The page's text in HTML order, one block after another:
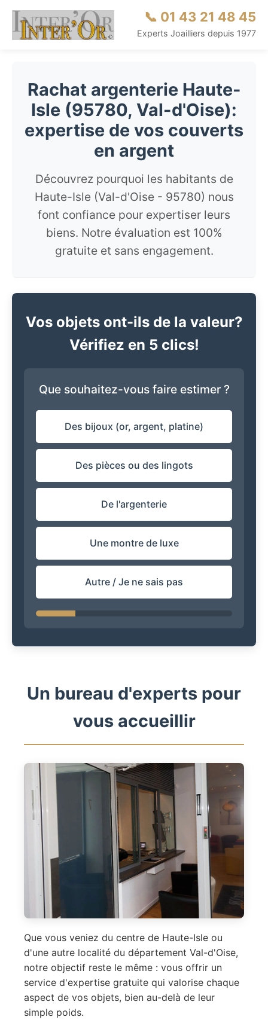
📞 01 43 21 48 45
Experts Joailliers depuis 1977
Rachat argenterie Haute-
Isle (95780, Val-d'Oise):
expertise de vos couverts
en argent
Découvrez pourquoi les habitants de
Haute-Isle (Val-d'Oise - 95780) nous
font confiance pour expertiser leurs
biens. Notre évaluation est 100%
gratuite et sans engagement.
Vos objets ont-ils de la valeur?
Vérifiez en 5 clics!
Que souhaitez-vous faire estimer ?
Des bijoux (or, argent, platine)
Des pièces ou des lingots
De l'argenterie
Une montre de luxe
Autre / Je ne sais pas
Un bureau d'experts pour
vous accueillir
Que vous veniez du centre de Haute-Isle ou
d'une autre localité du département Val-d'Oise,
notre objectif reste le même : vous offrir un
service d'expertise gratuite qui valorise chaque
aspect de vos objets, bien au-delà de leur
simple poids.